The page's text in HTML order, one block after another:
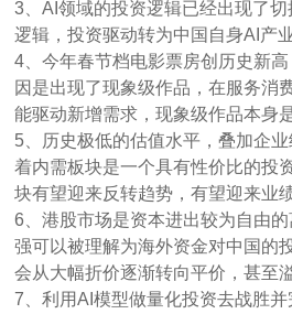
3、AI领域的投资逻辑已经出现了
逻辑，投资驱动转为中国自身AI产
4、今年春节档电影票房创历史新
因是出现了现象级作品，在服务消
能驱动新增需求，现象级作品本身
5、历史极低的估值水平，叠加企
着内需板块是一个具有性价比的投
块有望迎来反转趋势，有望迎来业
6、港股市场是资本进出较为自由
强可以被理解为海外资金对中国的
会从大幅折价逐渐转向平价，甚至
7、利用AI模型做量化投资去战胜